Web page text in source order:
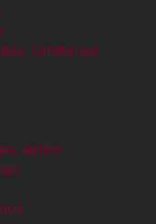
cafeterías
asilos